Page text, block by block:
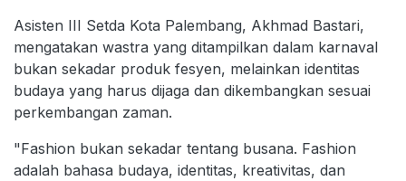
Asisten III Setda Kota Palembang, Akhmad Bastari,
mengatakan wastra yang ditampilkan dalam karnaval
bukan sekadar produk fesyen, melainkan identitas
budaya yang harus dijaga dan dikembangkan sesuai
perkembangan zaman.
"Fashion bukan sekadar tentang busana. Fashion
adalah bahasa budaya, identitas, kreativitas, dan